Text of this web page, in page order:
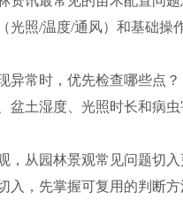
光照/温度/通风）和基础操
异常时，优先检查哪些点？
盆土湿度、光照时长和病
，从园林景观常见问题切入
入，先掌握可复用的判断